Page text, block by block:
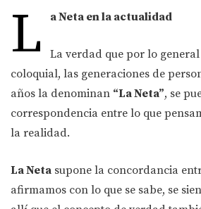
L a Neta en la actualidad
La verdad que por lo
coloquial, las generaciones de
años la denominan “La Neta”, se
correspondencia entre lo que
la realidad.
La Neta supone la concordancia
afirmamos con lo que se sabe, se